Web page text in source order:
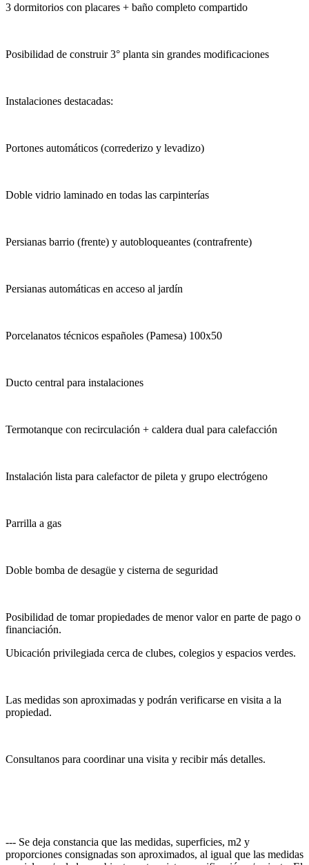
3 dormitorios con placares + baño completo compartido
Posibilidad de construir 3° planta sin grandes modificaciones
Instalaciones destacadas:
Portones automáticos (correderizo y levadizo)
Doble vidrio laminado en todas las carpinterías
Persianas barrio (frente) y autobloqueantes (contrafrente)
Persianas automáticas en acceso al jardín
Porcelanatos técnicos españoles (Pamesa) 100x50
Ducto central para instalaciones
Termotanque con recirculación + caldera dual para calefacción
Instalación lista para calefactor de pileta y grupo electrógeno
Parrilla a gas
Doble bomba de desagüe y cisterna de seguridad
Posibilidad de tomar propiedades de menor valor en parte de pago o
financiación.
Ubicación privilegiada cerca de clubes, colegios y espacios verdes.
Las medidas son aproximadas y podrán verificarse en visita a la
propiedad.
Consultanos para coordinar una visita y recibir más detalles.
--- Se deja constancia que las medidas, superficies, m2 y
proporciones consignadas son aproximados, al igual que las medidas